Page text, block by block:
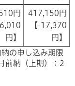
円
円】
417,150円
【-17,370
円】
の申し込み期限
前納（上期）：2